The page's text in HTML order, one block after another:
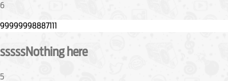
6
sssssNothing here
5